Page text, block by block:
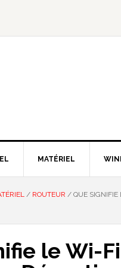
MATÉRIEL
/ ROUTEUR / QUE
le Wi-